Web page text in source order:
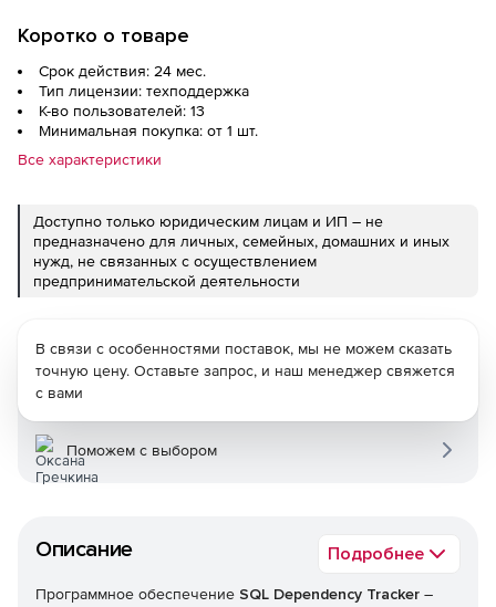
Коротко о товаре
Срок действия: 24 мес.
Тип лицензии: техподдержка
К-во пользователей: 13
Минимальная покупка: от 1 шт.
Все характеристики
Доступно только юридическим лицам и ИП – не
предназначено для личных, семейных, домашних и иных
нужд, не связанных с осуществлением
предпринимательской деятельности
Описание Подробнее
Программное обеспечение SQL Dependency Tracker –
В связи с особенностями поставок, мы не можем сказать
точную цену. Оставьте запрос, и наш менеджер свяжется
с вами
Поможем с выбором